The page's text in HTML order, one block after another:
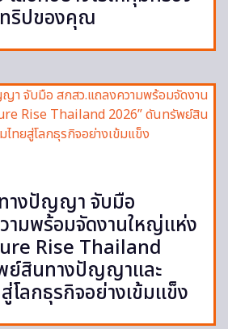
ทริปของคุณ
างปัญญา จับมือ
ามพร้อมจัดงานใหญ่แห่ง
Rise Thailand
ย์สินทางปัญญาและ
โลกธุรกิจอย่างเข้มแข็ง